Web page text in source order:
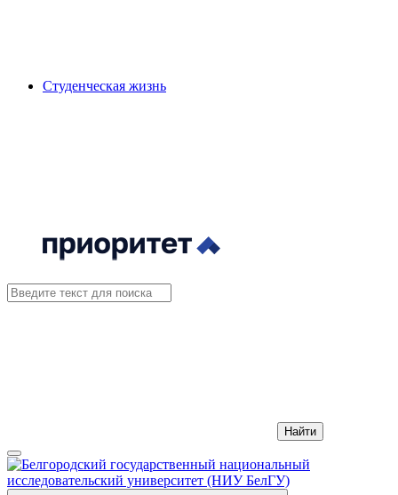
Студенческая жизнь
Найти